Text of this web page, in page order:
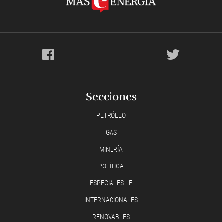
Secciones
PETRÓLEO
GAS
MINERÍA
POLÍTICA
ESPECIALES +E
INTERNACIONALES
RENOVABLES